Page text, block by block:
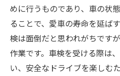
めに行うものであり、車の状
ることで、愛車の寿命を延ば
検は面倒だと思われがちです
作業です。車検を受ける際は
い、安全なドライブを楽しむ